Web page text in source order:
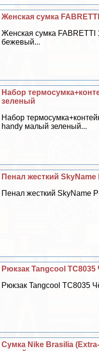
Женская сумка
Женская сумка FABRETTI
бежевый...
Набор
зеленый
Набор
handy малый зеленый...
Пенал жесткий SkyName
Пенал жесткий SkyName
Рюкзак Tangcool
Рюкзак Tangcool TC8035
Сумка Nike Brasilia